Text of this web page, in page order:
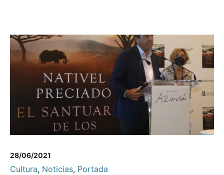
28/06/2021
Cultura, Noticias, Portada